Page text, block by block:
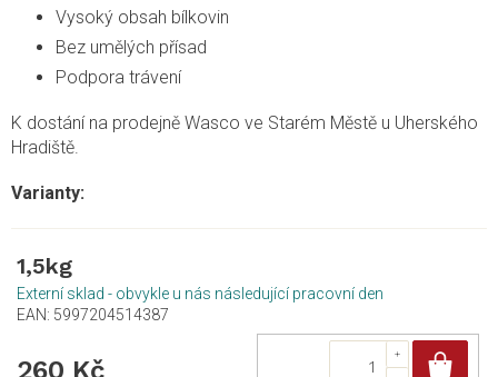
Vysoký obsah bílkovin
Bez umělých přísad
Podpora trávení
K dostání na prodejně Wasco ve Starém Městě u Uherského
Hradiště.
1,5kg
Externí sklad - obvykle u nás následující pracovní den
EAN: 5997204514387
260 Kč